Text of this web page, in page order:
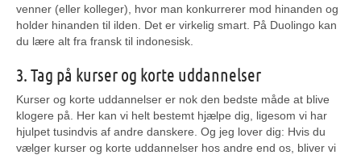
venner (eller kolleger), hvor man konkurrerer mod hinanden og
holder hinanden til ilden. Det er virkelig smart. På Duolingo kan
du lære alt fra fransk til indonesisk.
3. Tag på kurser og korte uddannelser
Kurser og korte uddannelser er nok den bedste måde at blive
klogere på. Her kan vi helt bestemt hjælpe dig, ligesom vi har
hjulpet tusindvis af andre danskere. Og jeg lover dig: Hvis du
vælger kurser og korte uddannelser hos andre end os, bliver vi